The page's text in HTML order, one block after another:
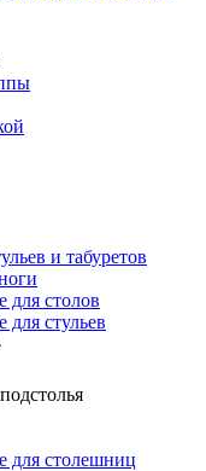
и табуретов
столов
стульев
для столешниц